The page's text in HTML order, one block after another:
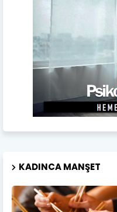
KADINCA MANŞET